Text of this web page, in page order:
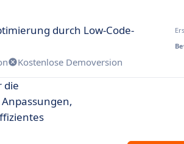
durch Low-Code-
Kostenlose Demoversion
die